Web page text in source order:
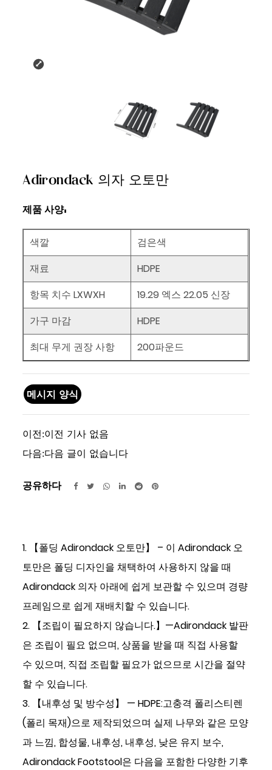
Adirondack 의자 오토만
제품 사양:
색깔
검은색
재료
HDPE
항목 치수 LXWXH
19.29 엑스22.05 신장
가구 마감
HDPE
최대 무게 권장 사항
200파운드
메시지 양식
이전:이전 기사 없음
다음:다음 글이 없습니다
공유하다
1. 【폴딩 Adirondack 오토만】 – 이 Adirondack 오
토만은 폴딩 디자인을 채택하여 사용하지 않을 때
Adirondack 의자 아래에 쉽게 보관할 수 있으며 경량
프레임으로 쉽게 재배치할 수 있습니다.
2. 【조립이 필요하지 않습니다.】—Adirondack 발판
은 조립이 필요 없으며, 상품을 받을 때 직접 사용할
수 있으며, 직접 조립할 필요가 없으므로 시간을 절약
할 수 있습니다.
3. 【내후성 및 방수성】 — HDPE:고충격 폴리스티렌
(폴리 목재)으로 제작되었으며 실제 나무와 같은 모양
과 느낌, 합성물, 내후성, 내후성, 낮은 유지 보수,
Adirondack Footstool은 다음을 포함한 다양한 기후